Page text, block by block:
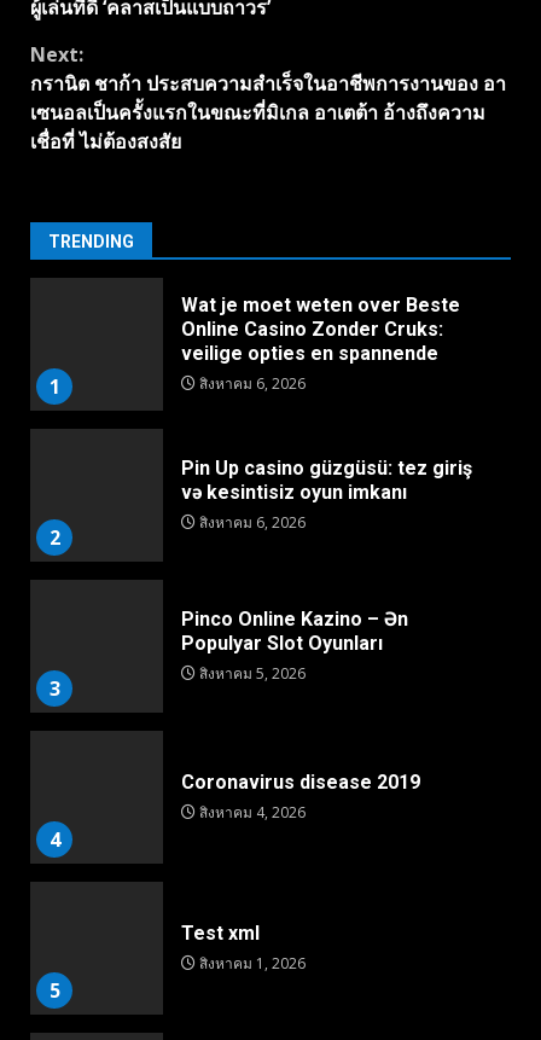
Reading
ผู้เล่นที่ดี ‘คลาสเป็นแบบถาวร’
Next:
กรานิต ชาก้า ประสบความสำเร็จในอาชีพการงานของ อา
เซนอลเป็นครั้งแรกในขณะที่มิเกล อาเตต้า อ้างถึงความ
เชื่อที่ ไม่ต้องสงสัย
TRENDING
1
Wat je moet weten over Beste
Online Casino Zonder Cruks:
veilige opties en spannende
สิงหาคม 6, 2026
2
Pin Up casino güzgüsü: tez giriş
və kesintisiz oyun imkanı
สิงหาคม 6, 2026
3
Pinco Online Kazino – Ən
Populyar Slot Oyunları
สิงหาคม 5, 2026
4
Coronavirus disease 2019
สิงหาคม 4, 2026
5
Test xml
สิงหาคม 1, 2026